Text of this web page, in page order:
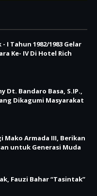
I Tahun 1982/1983 Gelar
Ke- IV Di Hotel Rich
Dt. Bandaro Basa, S.IP.,
Dikagumi Masyarakat
Mako Armada III, Berikan
untuk Generasi Muda
Fauzi Bahar “Tasintak”